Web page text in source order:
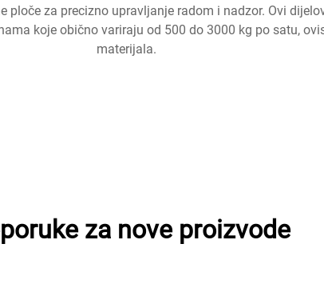
za precizno upravljanje radom i nadzor. Ovi
koje obično variraju od 500 do 3000 kg po satu,
materijala.
za nove proizvode